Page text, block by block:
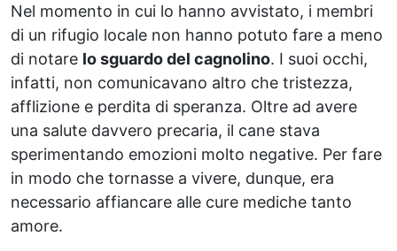
Nel momento in cui lo hanno avvistato, i membri
di un rifugio locale non hanno potuto fare a meno
di notare lo sguardo del cagnolino. I suoi occhi,
infatti, non comunicavano altro che tristezza,
afflizione e perdita di speranza. Oltre ad avere
una salute davvero precaria, il cane stava
sperimentando emozioni molto negative. Per fare
in modo che tornasse a vivere, dunque, era
necessario affiancare alle cure mediche tanto
amore.